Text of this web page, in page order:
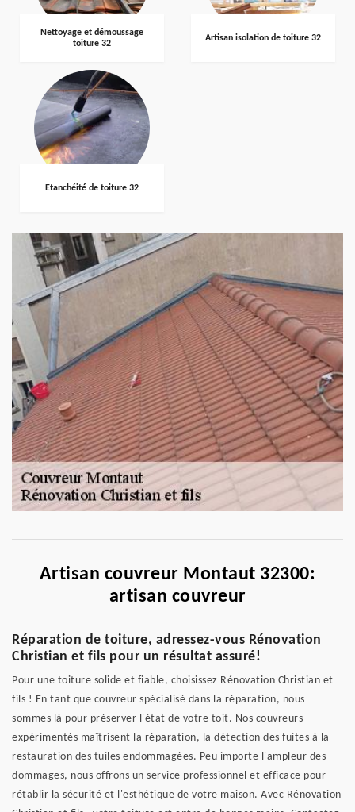
Nettoyage et démoussage
toiture 32
Artisan isolation de toiture 32
Etanchéité de toiture 32
Artisan couvreur Montaut 32300:
artisan couvreur
Réparation de toiture, adressez-vous Rénovation
Christian et fils pour un résultat assuré!
Pour une toiture solide et fiable, choisissez Rénovation Christian et
fils ! En tant que couvreur spécialisé dans la réparation, nous
sommes là pour préserver l'état de votre toit. Nos couvreurs
expérimentés maîtrisent la réparation, la détection des fuites à la
restauration des tuiles endommagées. Peu importe l'ampleur des
dommages, nous offrons un service professionnel et efficace pour
rétablir la sécurité et l'esthétique de votre maison. Avec Rénovation